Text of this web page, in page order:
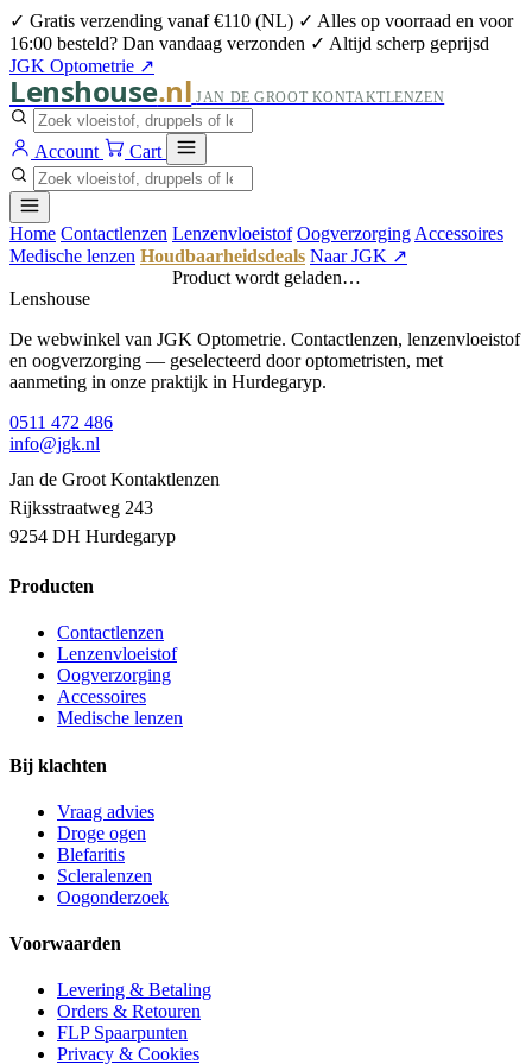
✓ Gratis verzending vanaf €110 (NL) ✓ Alles op voorraad en voor
16:00 besteld? Dan vandaag verzonden ✓ Altijd scherp geprijsd
JGK Optometrie ↗
Lenshouse.nl JAN DE GROOT KONTAKTLENZEN
Account Cart
Home Contactlenzen Lenzenvloeistof Oogverzorging Accessoires
Medische lenzen Houdbaarheidsdeals Naar JGK ↗
Product wordt geladen…
Lenshouse
De webwinkel van JGK Optometrie. Contactlenzen, lenzenvloeistof
en oogverzorging — geselecteerd door optometristen, met
aanmeting in onze praktijk in Hurdegaryp.
0511 472 486
info@jgk.nl
Jan de Groot Kontaktlenzen
Rijksstraatweg 243
9254 DH Hurdegaryp
Producten
Contactlenzen
Lenzenvloeistof
Oogverzorging
Accessoires
Medische lenzen
Bij klachten
Vraag advies
Droge ogen
Blefaritis
Scleralenzen
Oogonderzoek
Voorwaarden
Levering & Betaling
Orders & Retouren
FLP Spaarpunten
Privacy & Cookies